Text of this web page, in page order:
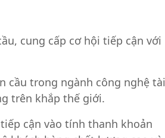
cung cấp cơ hội tiếp cận với
cầu trong ngành công nghệ tài
trên khắp thế giới.
cận vào tính thanh khoản